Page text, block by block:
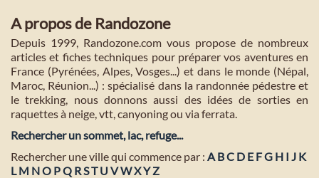
A propos de Randozone
Depuis 1999, Randozone.com vous propose de nombreux
articles et fiches techniques pour préparer vos aventures en
France (Pyrénées, Alpes, Vosges...) et dans le monde (Népal,
Maroc, Réunion...) : spécialisé dans la randonnée pédestre et
le trekking, nous donnons aussi des idées de sorties en
raquettes à neige, vtt, canyoning ou via ferrata.
Rechercher un sommet, lac, refuge...
Rechercher une ville qui commence par : A BC D E FG H I J K
L M NO PQ RST U VWXYZ